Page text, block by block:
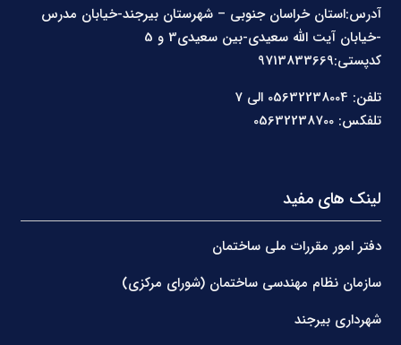
آدرس:استان خراسان جنوبی – شهرستان بیرجند-خیابان مدرس
کدپستی:9713833669
تلفن: 05632238004 الی 7
تلفکس: 05632238700
لینک های مفید
دفتر امور مقررات ملی ساختمان
سازمان نظام مهندسی ساختمان (شورای مرکزی)
شهرداری بیرجند